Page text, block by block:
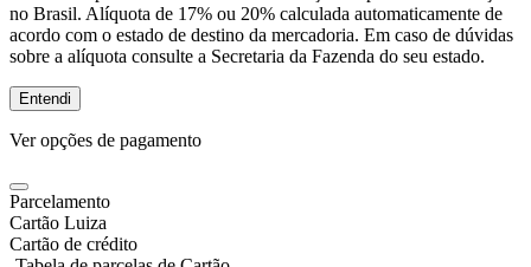
no Brasil. Alíquota de 17% ou 20% calculada automaticamente de
acordo com o estado de destino da mercadoria. Em caso de dúvidas
sobre a alíquota consulte a Secretaria da Fazenda do seu estado.
Entendi
Ver opções de pagamento
Parcelamento
Cartão Luiza
Cartão de crédito